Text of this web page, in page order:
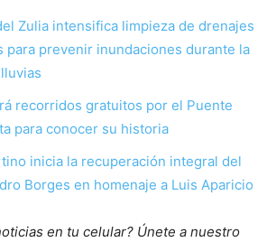
Zulia intensifica limpieza de drenajes
para prevenir inundaciones durante la
recorridos gratuitos por el Puente
para conocer su historia
inicia la recuperación integral del
Borges en homenaje a Luis Aparicio
en tu celular? Únete a nuestro